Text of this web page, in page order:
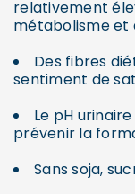
relativement
métabolisme et
Des fibres
sentiment de
Le pH
prévenir la
Sans soja,